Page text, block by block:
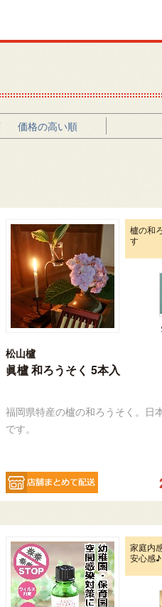
価格の高い順
櫨の和
す
松山櫨
眞櫨 和ろうそく 5本入
福岡県特産の櫨の和ろうそく。日
です。
家庭内
安心感♪